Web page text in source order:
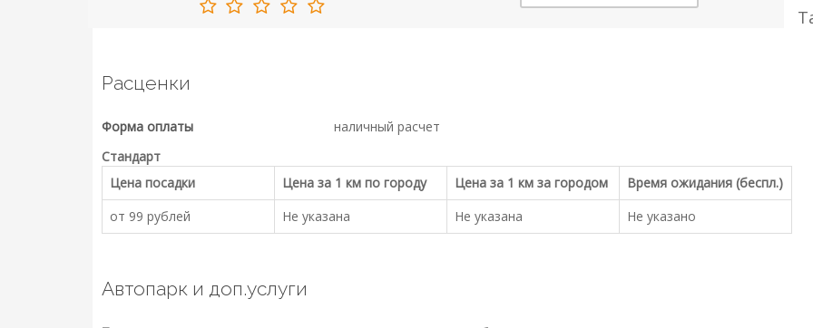
Расценки
Форма оплаты
наличный расчет
Стандарт
Цена посадки
Цена за 1 км по городу Цена за 1 км за городом
Время ожидания (беспл.)
от 99 рублей
Не указана Не указана Не указано
Автопарк и доп.услуги